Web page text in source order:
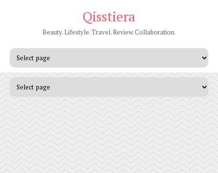
Qisstiera
Beauty. Lifestyle. Travel. Review. Collaboration.